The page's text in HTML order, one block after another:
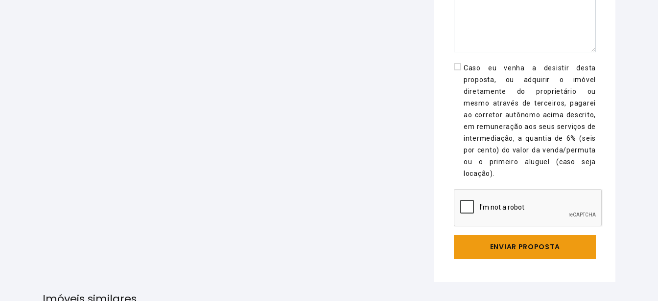
Caso eu venha a desistir desta
proposta, ou adquirir o imóvel
diretamente do proprietário ou
mesmo através de terceiros, pagarei
ao corretor autônomo acima descrito,
em remuneração aos seus serviços de
intermediação, a quantia de 6% (seis
por cento) do valor da venda/permuta
ou o primeiro aluguel (caso seja
locação).
ENVIAR PROPOSTA